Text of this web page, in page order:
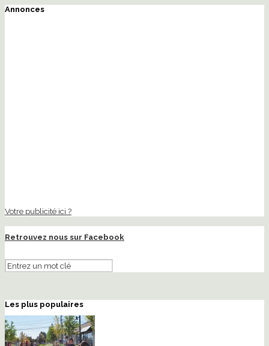
Annonces
Votre publicité ici ?
Retrouvez nous sur Facebook
Les plus populaires